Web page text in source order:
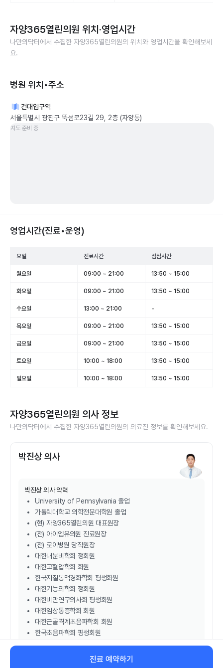
자양365열린의원 위치·영업시간
나만의닥터에서 수집한 자양365열린의원의 위치와 영업시간을 확인해보세
요.
병원 위치•주소
건대입구역
서울특별시 광진구 뚝섬로23길 29, 2층 (자양동)
지도 준비 중
영업시간(진료•운영)
요일 진료시간 점심시간
월요일 09:00 ~ 21:00 13:50 ~ 15:00
화요일 09:00 ~ 21:00 13:50 ~ 15:00
수요일 13:00 ~ 21:00 -
목요일 09:00 ~ 21:00 13:50 ~ 15:00
금요일 09:00 ~ 21:00 13:50 ~ 15:00
토요일 10:00 ~ 18:00 13:50 ~ 15:00
일요일 10:00 ~ 18:00 13:50 ~ 15:00
자양365열린의원 의사 정보
나만의닥터에서 수집한 자양365열린의원의 의료진 정보를 확인해보세요.
박진상 의사
박진상의사 약력
University of Pennsylvania 졸업
가톨릭대학교 의학전문대학원 졸업
(현) 자양365열린의원 대표원장
(전) 아이엠유의원 진료원장
(전) 로이병원 당직원장
대한내분비학회 정회원
대한고혈압학회 회원
한국지질동맥경화학회 평생회원
대한기능의학회 정회원
대한비만연구의사회 평생회원
대한임상통증학회 회원
대한근골격계초음파학회 회원
한국초음파학회 평생회원
비대면 진료 예약하기
진료 예약하기